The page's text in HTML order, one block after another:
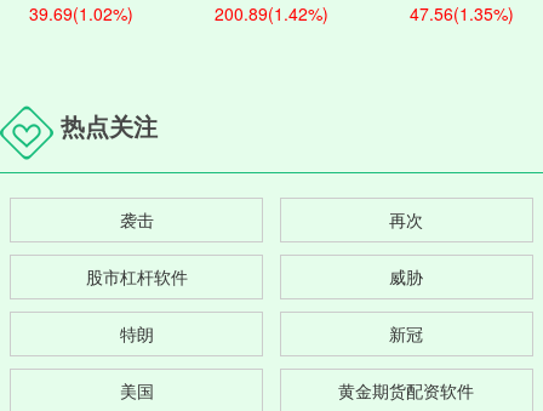
39.69(1.02%)
200.89(1.42%)
47.56(1.35%)
热点关注
袭击 再次
股市杠杆软件 威胁
特朗 新冠
美国 黄金期货配资软件